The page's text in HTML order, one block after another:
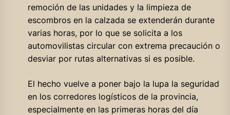
remoción de las unidades y la limpieza de
escombros en la calzada se extenderán durante
varias horas, por lo que se solicita a los
automovilistas circular con extrema precaución o
desviar por rutas alternativas si es posible.
El hecho vuelve a poner bajo la lupa la seguridad
en los corredores logísticos de la provincia,
especialmente en las primeras horas del día